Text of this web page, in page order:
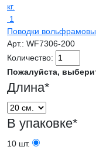
1
Поводки
Арт.: WF7306-200
Количество:
Пожалуйста,
Длина*
В упаковке*
10 шт.